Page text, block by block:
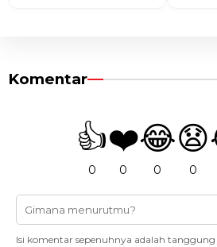
Komentar
👍
0
❤️
0
😂
0
😧
0
Isi komentar sepenuhnya adalah